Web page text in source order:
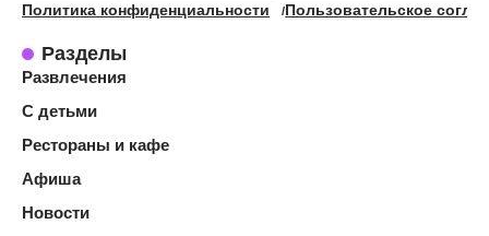
Политика конфиденциальности
Пользовательское
Разделы
Развлечения
С детьми
Рестораны и кафе
Афиша
Новости